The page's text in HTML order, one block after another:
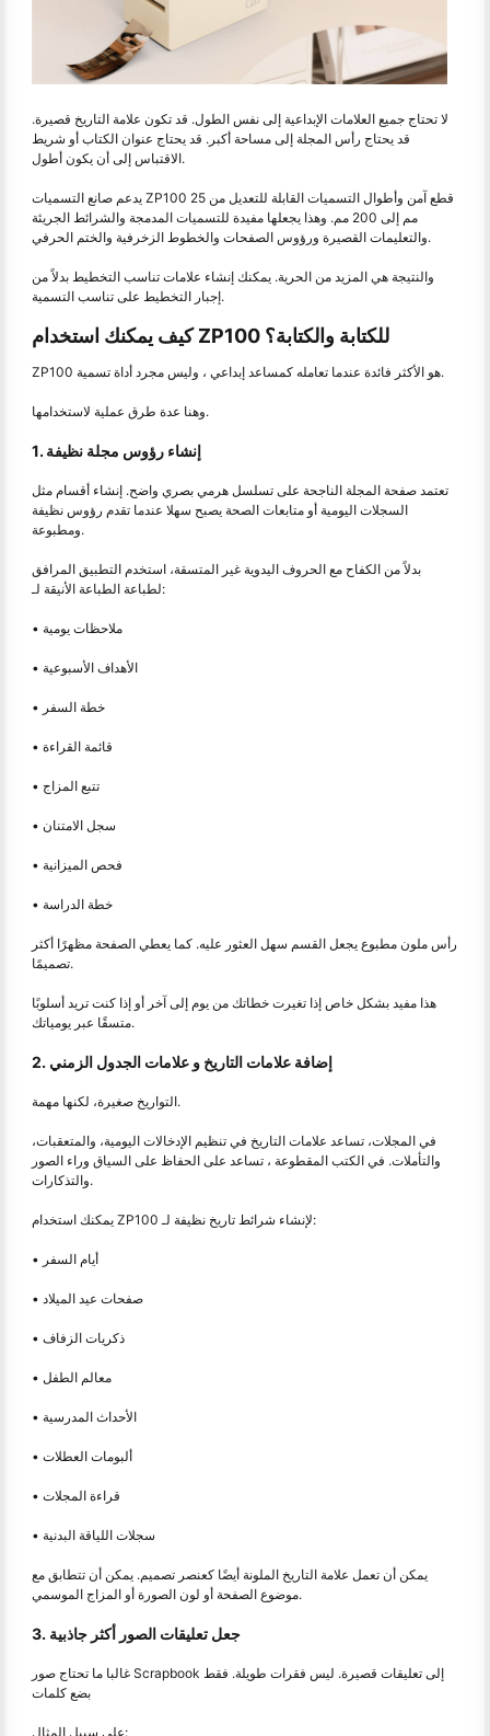
لا تحتاج جميع العلامات الإبداعية إلى نفس الطول. قد تكون علامة التاريخ قصيرة.
قد يحتاج رأس المجلة إلى مساحة أكبر. قد يحتاج عنوان الكتاب أو شريط
الاقتباس إلى أن يكون أطول.
يدعم صانع التسميات ZP100 قطع آمن وأطوال التسميات القابلة للتعديل من 25
مم إلى 200 مم. وهذا يجعلها مفيدة للتسميات المدمجة والشرائط الجريئة
والتعليمات القصيرة ورؤوس الصفحات والخطوط الزخرفية والختم الحرفي.
والنتيجة هي المزيد من الحرية. يمكنك إنشاء علامات تناسب التخطيط بدلاً من
إجبار التخطيط على تناسب التسمية.
كيف يمكنك استخدام ZP100 للكتابة والكتابة؟
ZP100 هو الأكثر فائدة عندما تعامله كمساعد إبداعي ، وليس مجرد أداة تسمية.
وهنا عدة طرق عملية لاستخدامها.
1. إنشاء رؤوس مجلة نظيفة
تعتمد صفحة المجلة الناجحة على تسلسل هرمي بصري واضح. إنشاء أقسام مثل
السجلات اليومية أو متابعات الصحة يصبح سهلا عندما تقدم رؤوس نظيفة
ومطبوعة.
بدلاً من الكفاح مع الحروف اليدوية غير المتسقة، استخدم التطبيق المرافق
لطباعة الطباعة الأنيقة لـ:
• ملاحظات يومية
• الأهداف الأسبوعية
• خطة السفر
• قائمة القراءة
• تتبع المزاج
• سجل الامتنان
• فحص الميزانية
• خطة الدراسة
رأس ملون مطبوع يجعل القسم سهل العثور عليه. كما يعطي الصفحة مظهرًا أكثر
تصميمًا.
هذا مفيد بشكل خاص إذا تغيرت خطاتك من يوم إلى آخر أو إذا كنت تريد أسلوبًا
متسقًا عبر يومياتك.
2. إضافة علامات التاريخ و علامات الجدول الزمني
التواريخ صغيرة، لكنها مهمة.
في المجلات، تساعد علامات التاريخ في تنظيم الإدخالات اليومية، والمتعقبات،
والتأملات. في الكتب المقطوعة ، تساعد على الحفاظ على السياق وراء الصور
والتذكارات.
يمكنك استخدام ZP100 لإنشاء شرائط تاريخ نظيفة لـ:
• أيام السفر
• صفحات عيد الميلاد
• ذكريات الزفاف
• معالم الطفل
• الأحداث المدرسية
• ألبومات العطلات
• قراءة المجلات
• سجلات اللياقة البدنية
يمكن أن تعمل علامة التاريخ الملونة أيضًا كعنصر تصميم. يمكن أن تتطابق مع
موضوع الصفحة أو لون الصورة أو المزاج الموسمي.
3. جعل تعليقات الصور أكثر جاذبية
غالبا ما تحتاج صور Scrapbook إلى تعليقات قصيرة. ليس فقرات طويلة. فقط
بضع كلمات
على سبيل المثال: